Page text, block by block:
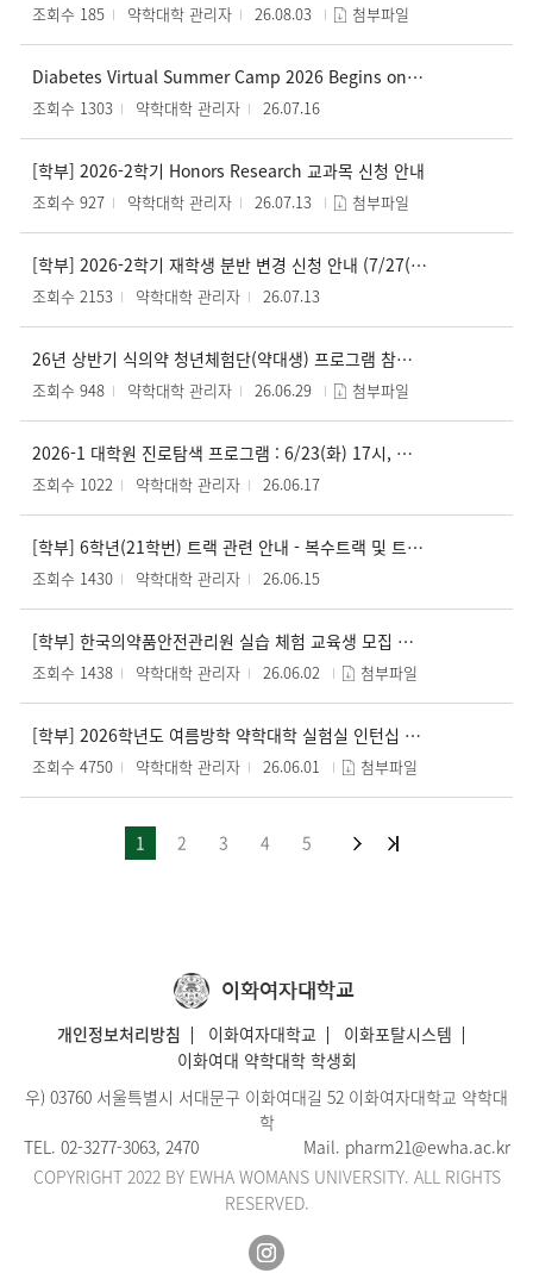
조회수 185 약학대학 관리자 26.08.03 첨부파일
Diabetes Virtual Summer Camp 2026 Begins on August 3 - 트랙 비교과 중 해외인턴십을 수료 인정
조회수 1303 약학대학 관리자 26.07.16
[학부] 2026-2학기 Honors Research 교과목 신청 안내
조회수 927 약학대학 관리자 26.07.13 첨부파일
[학부] 2026-2학기 재학생 분반 변경 신청 안내 (7/27(월) 10시 ~ 7/28(화) 15시)
조회수 2153 약학대학 관리자 26.07.13
26년 상반기 식의약 청년체험단(약대생) 프로그램 참여 학생 모집 공고
조회수 948 약학대학 관리자 26.06.29 첨부파일
2026-1 대학원 진로탐색 프로그램 : 6/23(화) 17시, 약A404호
조회수 1022 약학대학 관리자 26.06.17
[학부] 6학년(21학번) 트랙 관련 안내 - 복수트랙 및 트랙변경 & 비트랙교과목 인정 요청 신청 -
조회수 1430 약학대학 관리자 26.06.15
[학부] 한국의약품안전관리원 실습 체험 교육생 모집 안내(~6/5 금 정오까지)
조회수 1438 약학대학 관리자 26.06.02 첨부파일
[학부] 2026학년도 여름방학 약학대학 실험실 인턴십 신청 ( ~ 6/7, 일까지)
조회수 4750 약학대학 관리자 26.06.01 첨부파일
1 2 3 4 5
이화여자대학교
개인정보처리방침 이화여자대학교
이화포탈시스템
이화여대 약학대학 학생회
우) 03760 서울특별시 서대문구 이화여대길 52 이화여자대학교 약학대
학
TEL. 02-3277-3063, 2470Mail. pharm21@ewha.ac.kr
COPYRIGHT 2022 BY EWHA WOMANS UNIVERSITY. ALL RIGHTS
RESERVED.